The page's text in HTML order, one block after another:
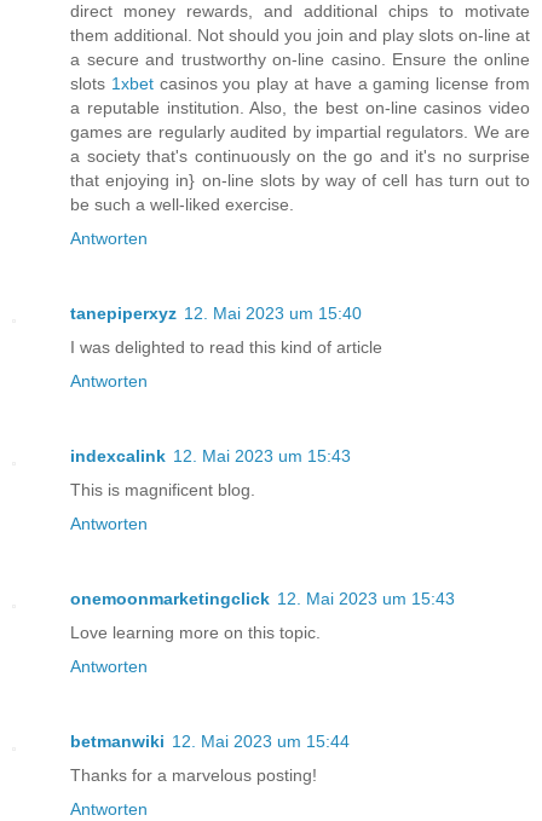
direct money rewards, and additional chips to motivate
them additional. Not should you join and play slots on-line at
a secure and trustworthy on-line casino. Ensure the online
slots 1xbetcasinos you play at have a gaming license from
a reputable institution. Also, the best on-line casinos video
games are regularly audited by impartial regulators. We are
a society that's continuously on the go and it's no surprise
that enjoying in} on-line slots by way of cell has turn out to
be such a well-liked exercise.
Antworten
tanepiperxyz 12. Mai 2023 um 15:40
I was delighted to read this kind of article
Antworten
indexcalink 12. Mai 2023 um 15:43
This is magnificent blog.
Antworten
onemoonmarketingclick 12. Mai 2023 um 15:43
Love learning more on this topic.
Antworten
betmanwiki 12. Mai 2023 um 15:44
Thanks for a marvelous posting!
Antworten